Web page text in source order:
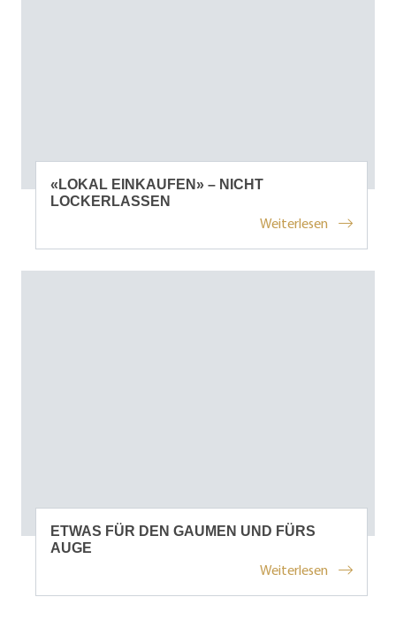
«LOKAL EINKAUFEN» – NICHT
LOCKERLASSEN
Weiterlesen
ETWAS FÜR DEN GAUMEN UND FÜRS
AUGE
Weiterlesen